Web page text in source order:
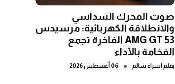
صوت المحرك السداسي
والانطلاقة الكهربائية: مرسيدس
AMG GT 53 الفاخرة تجمع
الفخامة بالأداء
بقلم اسراء سالم ● 06 أغسطس 2026